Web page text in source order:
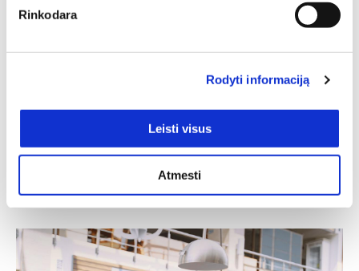
Rinkodara
Rodyti informaciją
Leisti visus
Atmesti
Ilgis: 54 cm, Gylis: 34 cm,
150,00 €127,50 €